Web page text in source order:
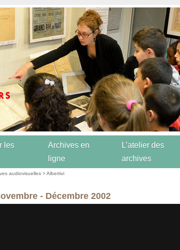
les
Archives en
ligne
L’atelier des
archives
audiovisuelles >Albertivi
- Décembre 2002